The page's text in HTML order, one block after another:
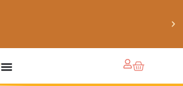
réduction sur ton prochain achat de